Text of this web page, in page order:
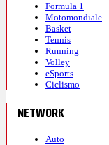
Formula 1
Motomondiale
Basket
Tennis
Running
Volley
eSports
Ciclismo
NETWORK
Auto